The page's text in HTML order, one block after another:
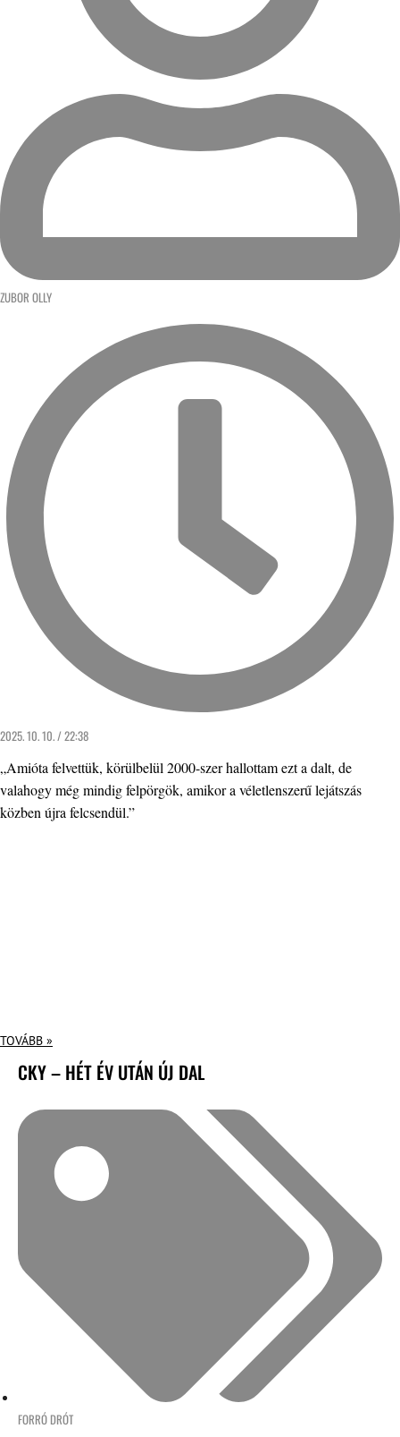
ZUBOR OLLY
2025. 10. 10. / 22:38
„Amióta felvettük, körülbelül 2000-szer hallottam ezt a dalt, de
valahogy még mindig felpörgök, amikor a véletlenszerű lejátszás
közben újra felcsendül.”
TOVÁBB »
CKY – HÉT ÉV UTÁN ÚJ DAL
FORRÓ DRÓT